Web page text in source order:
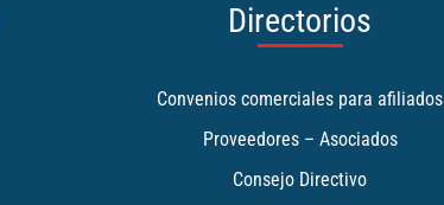
Directorios
Convenios comerciales para afiliados
Proveedores – Asociados
Consejo Directivo